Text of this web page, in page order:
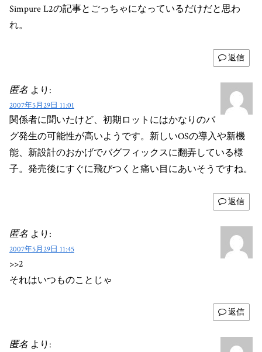
Simpure L2の記事とごっちゃになっているだけだと思わ
れ。
返信
匿名 より:
2007年5月29日 11:01
関係者に聞いたけど、初期ロットにはかなりのバ
グ発生の可能性が高いようです。新しいOSの導入や新機
能、新設計のおかげでバグフィックスに翻弄している様
子。発売後にすぐに飛びつくと痛い目にあいそうですね。
返信
匿名 より:
2007年5月29日 11:45
>>2
それはいつものことじゃ
返信
匿名 より: